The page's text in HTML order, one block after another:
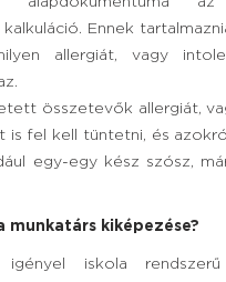
Ennek
allergiát, vagy
összetevők allergiát,
is fel kell tüntetni, és
egy-egy kész szósz,
munkatárs kiképezése?
iskola